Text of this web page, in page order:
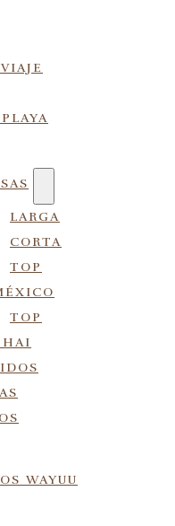
LARGA
CORTA
TOP
TOP
WAYUU